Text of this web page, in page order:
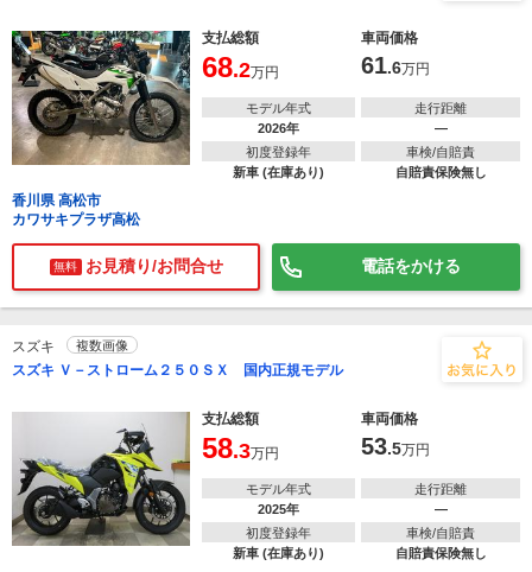
支払総額 車両価格
68.2万円 61.6万円
モデル年式
2026年
走行距離
―
初度登録年
新車 (在庫あり)
車検/自賠責
自賠責保険無し
香川県 高松市
カワサキプラザ高松
無料 お見積り/お問合せ 電話をかける
スズキ 複数画像
スズキ Ｖ－ストローム２５０ＳＸ 国内正規モデル
支払総額 車両価格
58.3万円 53.5万円
モデル年式
2025年
走行距離
―
初度登録年
新車 (在庫あり)
車検/自賠責
自賠責保険無し